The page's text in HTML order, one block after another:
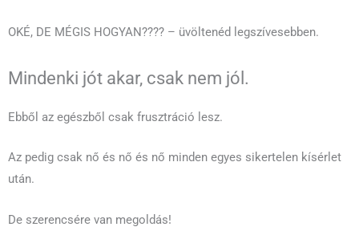
OKÉ, DE MÉGIS HOGYAN???? – üvöltenéd legszívesebben.
Mindenki jót akar, csak nem jól.
Ebből az egészből csak frusztráció lesz.
Az pedig csak nő és nő és nő minden egyes sikertelen kísérlet
után.
De szerencsére van megoldás!